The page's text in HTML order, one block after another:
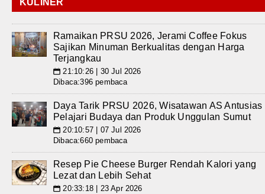
KULINER
Ramaikan PRSU 2026, Jerami Coffee Fokus
Sajikan Minuman Berkualitas dengan Harga
Terjangkau
📅 21:10:26 | 30 Jul 2026
Dibaca:396 pembaca
Daya Tarik PRSU 2026, Wisatawan AS Antusias
Pelajari Budaya dan Produk Unggulan Sumut
📅 20:10:57 | 07 Jul 2026
Dibaca:660 pembaca
Resep Pie Cheese Burger Rendah Kalori yang
Lezat dan Lebih Sehat
📅 20:33:18 | 23 Apr 2026